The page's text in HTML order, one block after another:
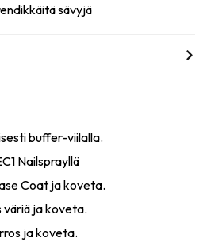
sävyjä
buffer-viilalla.
Nailsprayllä
Coat ja koveta.
ja koveta.
ja koveta.